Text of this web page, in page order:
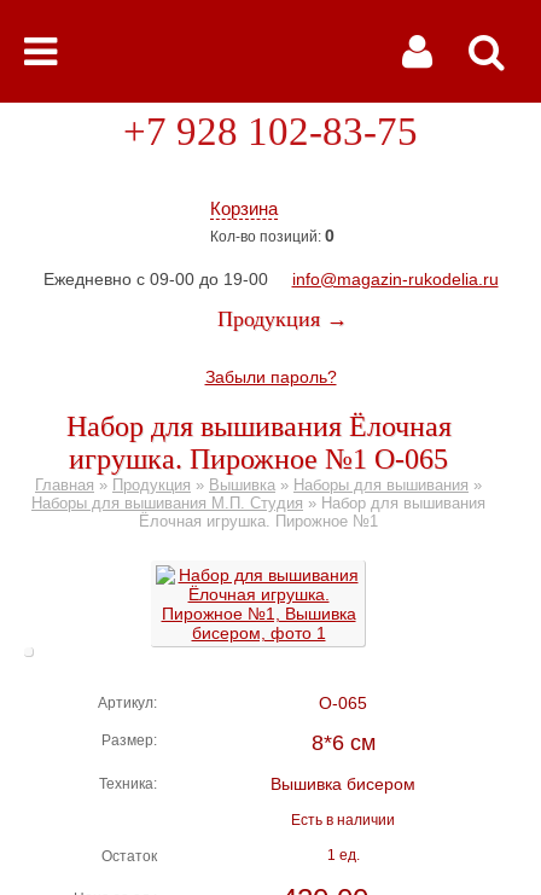
Корзина
Кол-во позиций: 0
+7 928 102-83-75
Ежедневно с 09-00 до 19-00 info@magazin-rukodelia.ru
Продукция →
Забыли пароль?
Набор для вышивания Ёлочная
игрушка. Пирожное №1 О-065
Главная » Продукция » Вышивка » Наборы для вышивания »
Наборы для вышивания М.П. Студия » Набор для вышивания
Ёлочная игрушка. Пирожное №1
Артикул: О-065
Размер: 8*6 см
Техника: Вышивка бисером
Есть в наличии
Остаток 1 ед.